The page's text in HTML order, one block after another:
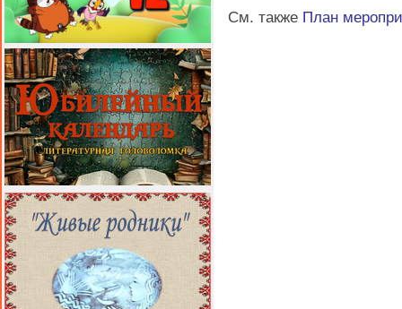
См. также План